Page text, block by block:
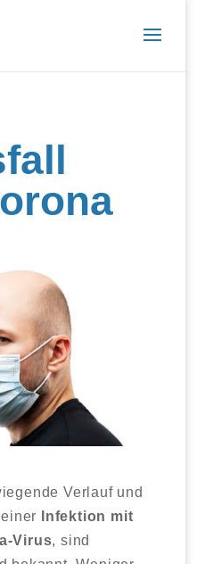
Verlauf und
Infektion mit
Virus, sind